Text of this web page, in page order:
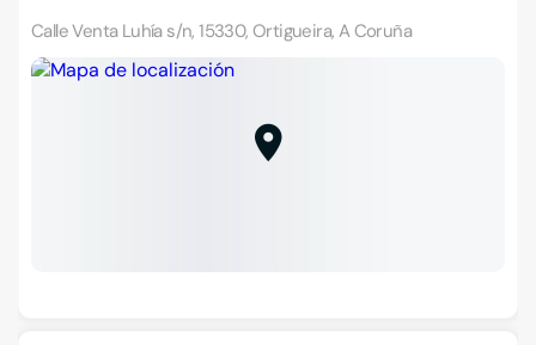
Calle Venta Luhía s/n, 15330, Ortigueira, A Coruña